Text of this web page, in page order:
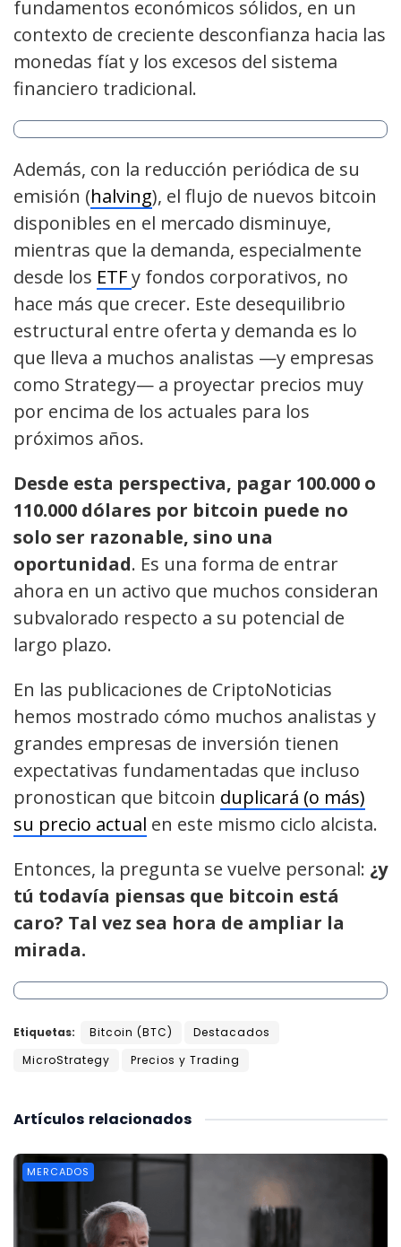
fundamentos económicos sólidos, en un
contexto de creciente desconfianza hacia las
monedas fíat y los excesos del sistema
financiero tradicional.
Además, con la reducción periódica de su
emisión (halving), el flujo de nuevos bitcoin
disponibles en el mercado disminuye,
mientras que la demanda, especialmente
desde los ETFy fondos corporativos, no
hace más que crecer. Este desequilibrio
estructural entre oferta y demanda es lo
que lleva a muchos analistas —y empresas
como Strategy— a proyectar precios muy
por encima de los actuales para los
próximos años.
Desde esta perspectiva, pagar 100.000 o
110.000 dólares por bitcoin puede no
solo ser razonable, sino una
oportunidad. Es una forma de entrar
ahora en un activo que muchos consideran
subvalorado respecto a su potencial de
largo plazo.
En las publicaciones de CriptoNoticias
hemos mostrado cómo muchos analistas y
grandes empresas de inversión tienen
expectativas fundamentadas que incluso
pronostican que bitcoin duplicará (o más)
su precio actual en este mismo ciclo alcista.
Entonces, la pregunta se vuelve personal: ¿y
tú todavía piensas que bitcoin está
caro? Tal vez sea hora de ampliar la
mirada.
Etiquetas: Bitcoin (BTC)
Destacados
MicroStrategy
Precios y Trading
relacionados
Artículos
MERCADOS